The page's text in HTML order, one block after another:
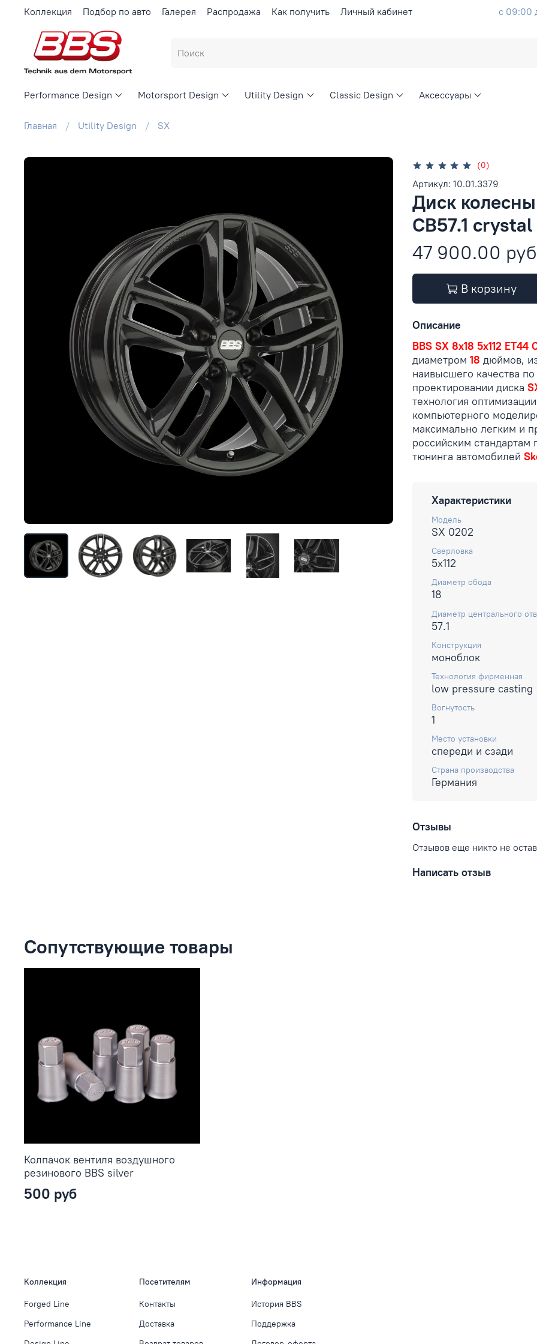
Коллекция Подбор по авто Галерея Распродажа Как получить Личный кабинет с 09:00
Performance Design Motorsport Design Utility Design Classic Design Аксессуары
Главная Utility Design SX
(0)
Артикул: 10.01.3379
Диск
CB57.1
47 900.00 руб
В корзину
Описание
BBS SX 8x18 5x112 ET44
диаметром 18 дюймов,
наивысшего качества
проектировании диска
технология
компьютерного
максимально легким и
российским стандартам
тюнинга автомобилей
Характеристики
Модель
SX 0202
Сверловка
5x112
Диаметр обода
18
Диаметр центрального
57.1
Конструкция
моноблок
Технология фирменная
low pressure casting
Вогнутость
1
Место установки
спереди и сзади
Страна производства
Германия
Отзывы
Отзывов еще никто не
Написать отзыв
Сопутствующие товары
Колпачок вентиля воздушного
резинового BBS silver
500 руб
Коллекция
Forged Line
Performance Line
Посетителям
Контакты
Доставка
Информация
История BBS
Поддержка